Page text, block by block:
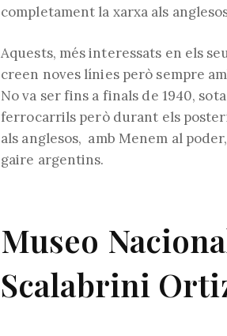
completament la xarxa als anglesos
Aquests, més interessats en els
creen noves línies però sempre
No va ser fins a finals de 1940,
ferrocarrils però durant els
als anglesos, amb Menem al
gaire argentins.
Museo
Scalabrini